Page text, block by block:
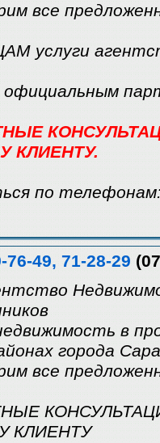
все
услуги
официальным
КЛИЕНТУ.
по
76-49, 71-28-29
в
города
все
КЛИЕНТУ